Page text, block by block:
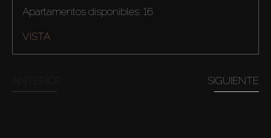
Comprar
Apartamentos disponibles: 16
VISTA
SIGUIENTE